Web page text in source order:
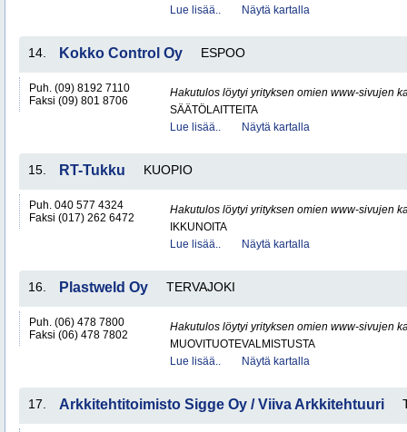
Lue lisää..
Näytä kartalla
14. Kokko Control Oy ESPOO
Puh. (09) 8192 7110
Faksi (09) 801 8706
Hakutulos löytyi yrityksen omien www-sivujen
SÄÄTÖLAITTEITA
Lue lisää..
Näytä kartalla
15. RT-Tukku KUOPIO
Puh. 040 577 4324
Faksi (017) 262 6472
Hakutulos löytyi yrityksen omien www-sivujen
IKKUNOITA
Lue lisää..
Näytä kartalla
16. Plastweld Oy TERVAJOKI
Puh. (06) 478 7800
Faksi (06) 478 7802
Hakutulos löytyi yrityksen omien www-sivujen
MUOVITUOTEVALMISTUSTA
Lue lisää..
Näytä kartalla
17. Arkkitehtitoimisto Sigge Oy / Viiva Arkkitehtuuri